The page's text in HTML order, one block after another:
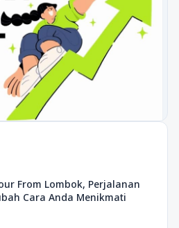
From Lombok, Perjalanan
Cara Anda Menikmati